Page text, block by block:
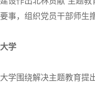
事，组织党员干部师生
学
围绕解决主题教育提出